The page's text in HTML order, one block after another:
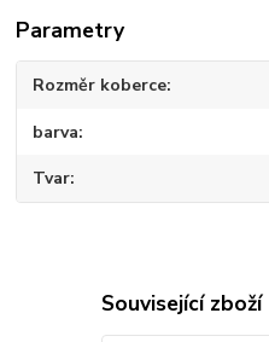
Parametry
Rozměr koberce
barva
Tvar
Související zboží